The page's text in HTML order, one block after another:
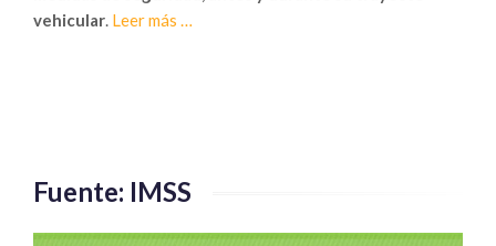
vehicular. Leer más
carreteras
en
este
…
Fuente: IMSS